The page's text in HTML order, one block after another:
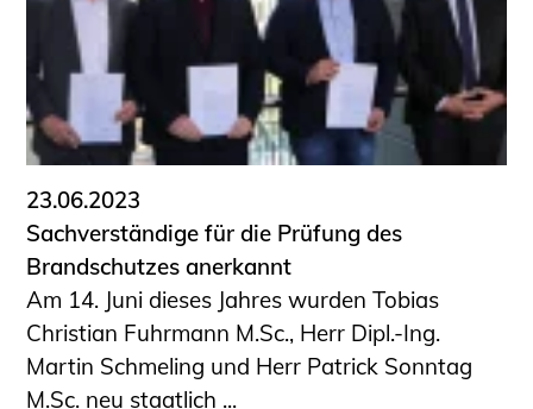
23.06.2023
Sachverständige für die Prüfung des
Brandschutzes anerkannt
Am 14. Juni dieses Jahres wurden Tobias
Christian Fuhrmann M.Sc., Herr Dipl.-Ing.
Martin Schmeling und Herr Patrick Sonntag
M.Sc. neu staatlich ...